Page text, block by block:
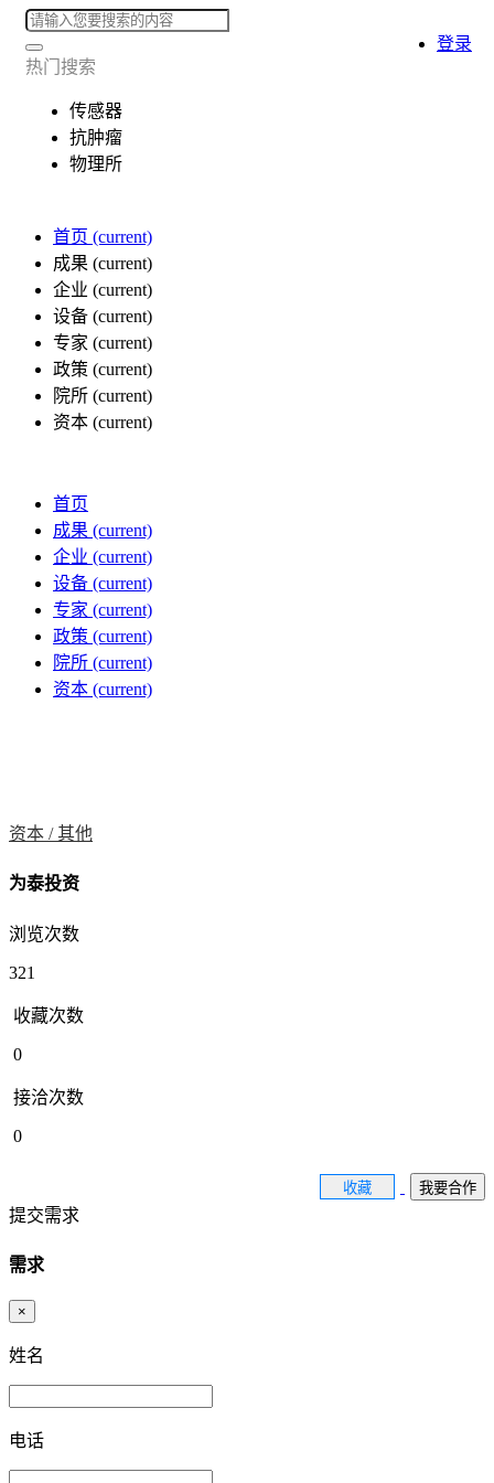
热门搜索
传感器
抗肿瘤
物理所
首页 (current)
成果 (current)
企业 (current)
设备 (current)
专家 (current)
政策 (current)
院所 (current)
资本 (current)
登录
首页
成果 (current)
企业 (current)
设备 (current)
专家 (current)
政策 (current)
院所 (current)
资本 (current)
资本 /其他
为泰投资
浏览次数
321
收藏次数
0
接洽次数
0
收藏 我要合作
提交需求
需求
×
姓名
电话